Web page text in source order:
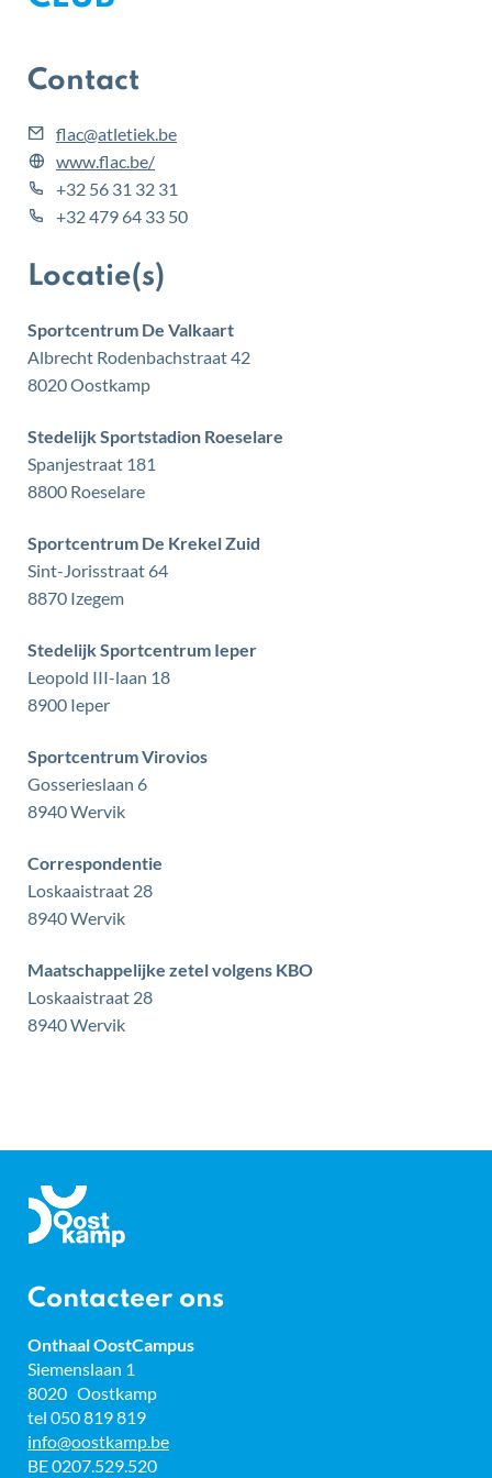
Contact
E-
mail
flac@atletiek.be
Website
www.flac.be/
tel
+32 56 31 32 31
tel
+32 479 64 33 50
Locatie(s)
Sportcentrum De Valkaart
Albrecht Rodenbachstraat 42
,8020Oostkamp
Stedelijk Sportstadion Roeselare
Spanjestraat 181
,8800 Roeselare
Sportcentrum De Krekel Zuid
Sint-Jorisstraat 64
,8870 Izegem
Stedelijk Sportcentrum Ieper
Leopold III-laan 18
,8900 Ieper
Sportcentrum Virovios
Gosserieslaan 6
,8940Wervik
Correspondentie
Loskaaistraat 28
,8940Wervik
Maatschappelijke zetel volgens KBO
Loskaaistraat 28
,8940Wervik
Gemeente
Oostkamp
Contacteer ons
Onthaal OostCampus
Adres
Siemenslaan 1
8020 Oostkamp
tel 050 819 819
E-
mail
info@oostkamp.be
BTW
BE 0207.529.520